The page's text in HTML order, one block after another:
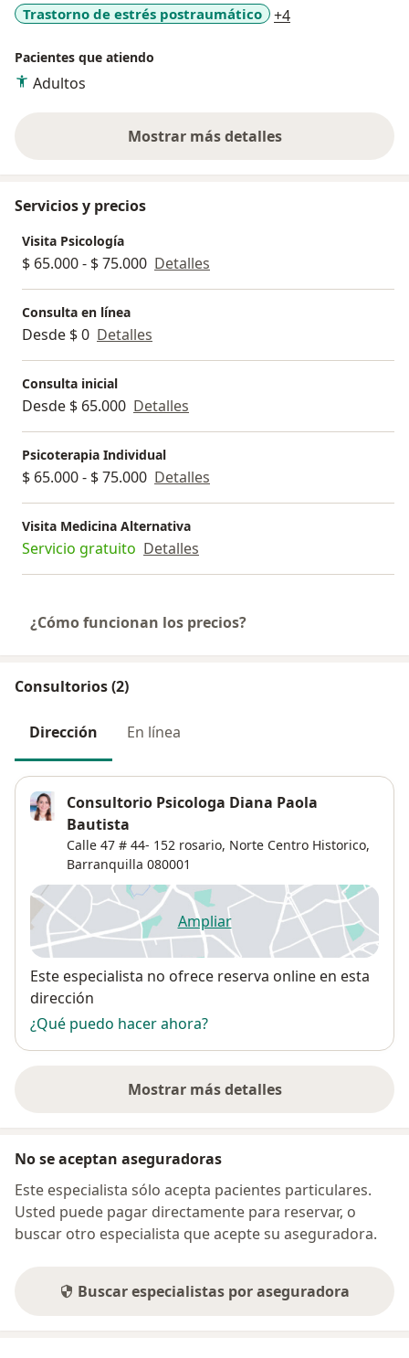
Trastorno de estrés postraumático
+4
Pacientes que atiendo
Adultos
Mostrar más detalles
sobre la experiencia
Servicios y precios
Visita Psicología
$ 65.000 - $ 75.000 Detalles
Consulta en línea
Desde $ 0 Detalles
Consulta inicial
Desde $ 65.000 Detalles
Psicoterapia Individual
$ 65.000 - $ 75.000 Detalles
Visita Medicina Alternativa
Servicio gratuito Detalles
¿Cómo funcionan los precios?
Consultorios (2)
Dirección En línea
Consultorio Psicologa Diana Paola
Bautista
Calle 47 # 44- 152 rosario, Norte Centro Historico,
Barranquilla 080001
Ampliarse abre en una nueva
Disponibilidad
Este especialista no ofrece reserva online en esta
dirección
¿Qué puedo hacer ahora?
Mostrar más detalles
sobre la dirección
No se aceptan aseguradoras
Este especialista sólo acepta pacientes particulares.
Usted puede pagar directamente para reservar, o
buscar otro especialista que acepte su aseguradora.
Buscar especialistas por aseguradora